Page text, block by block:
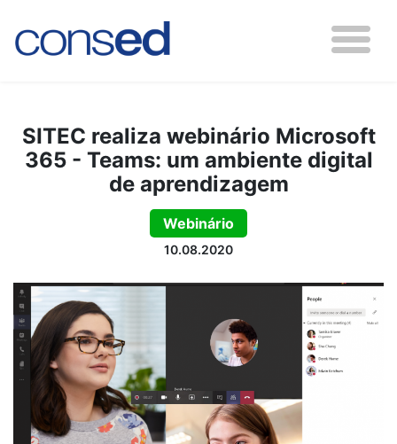
SITEC realiza webinário Microsoft
365 - Teams: um ambiente digital
de aprendizagem
Webinário
10.08.2020